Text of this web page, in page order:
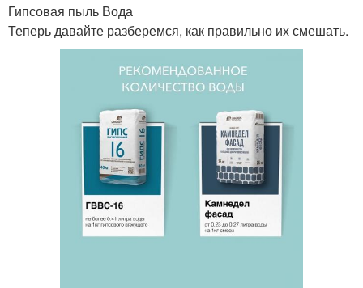
Гипсовая пыль Вода
Теперь давайте разберемся, как правильно их смешать.